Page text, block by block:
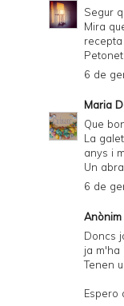
Segur
Mira
6 de
Maria
Que
La
anys i
Un
6 de
Anònim
Doncs
ja m'ha
Tenen
Espero